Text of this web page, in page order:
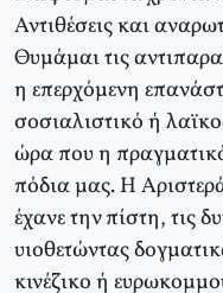
Αντιθέσεις και
Θυμάμαι τις
η επερχόμενη
σοσιαλιστικό ή
ώρα που η
πόδια μας. Η
έχανε την πίστη, τις
υιοθετώντας
κινέζικο ή